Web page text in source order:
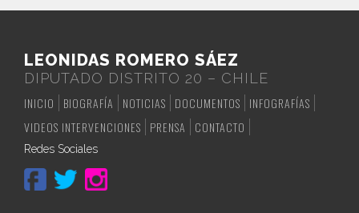
LEONIDAS ROMERO SÁEZ
DIPUTADO DISTRITO 20 – CHILE
INICIO
BIOGRAFÍA NOTICIAS DOCUMENTOS
INFOGRAFÍAS
VIDEOS INTERVENCIONES
PRENSA CONTACTO
Redes Sociales